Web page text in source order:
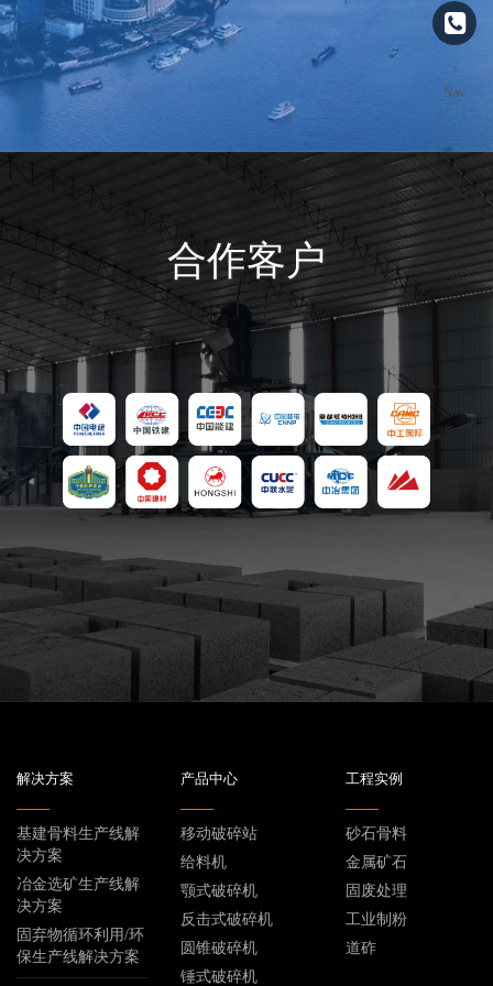
合作客户
解决方案
基建骨料生产线解
决方案
冶金选矿生产线解
决方案
固弃物循环利用/环
保生产线解决方案
产品中心
移动破碎站
给料机
颚式破碎机
反击式破碎机
圆锥破碎机
锤式破碎机
工程实例
砂石骨料
金属矿石
固废处理
工业制粉
道砟
↑
Nav